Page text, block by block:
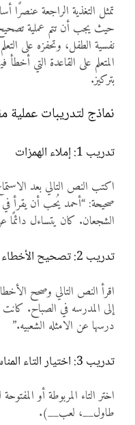
تمثل التغذية الراجعة عنصرًا
حيث يجب أن تتم عملية تصحيح
نفسية الطفل، وتحفزه على
المتعلم على القاعدة التي
بتركيز.
نماذج لتدريبات عملية
تدريب 1: إملاء الهمزات
اكتب النص التالي بعد
صحيحة: “أحمد يُحب أن يقرأ
الشجعان. كان يتساءل دائمًا
تدريب 2: تصحيح الأخطاء
اقرأ النص التالي وصحح
إلى المدرسه في الصباح. كانت
درسها عن الامثله الشعبيه.”
تدريب 3: اختيار التاء المناسبة
اختر التاء المربوطة أو
طاول__، لعب__).